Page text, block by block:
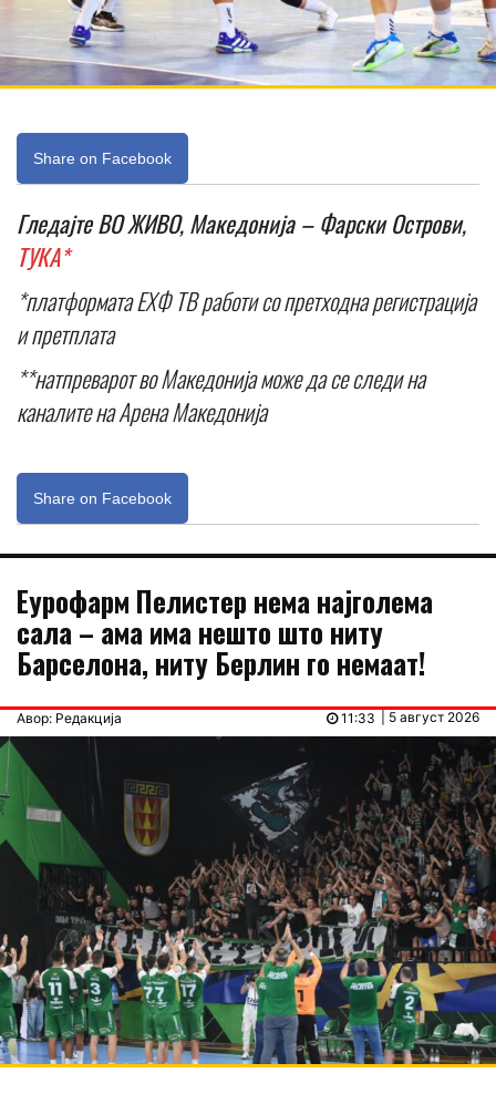
Share on Facebook
Гледајте ВО ЖИВО, Македонија – Фарски Острови,
ТУКА*
*платформата ЕХФ ТВ работи со претходна регистрација
и претплата
**натпреварот во Македонија може да се следи на
каналите на Арена Македонија
Share on Facebook
Еурофарм Пелистер нема најголема
сала – ама има нешто што ниту
Барселона, ниту Берлин го немаат!
Авор: Редакција | 5 август 2026
11:33